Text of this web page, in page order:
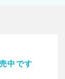
中です